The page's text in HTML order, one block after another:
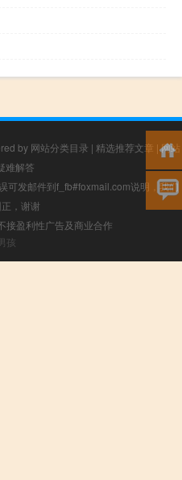
by 网站分类目录 | 精选推荐文章 |网站
难解答
可发邮件到f_fb#foxmail.com说明，我们
，谢谢
接盈利性广告及商业合作
孩